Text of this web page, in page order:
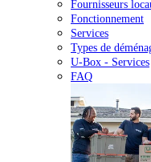
Fournisseurs
Fonctionnement
Services
Types de
U-Box - Services
FAQ